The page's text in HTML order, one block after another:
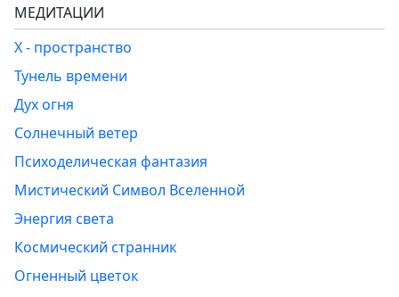
МЕДИТАЦИИ
Х - пространство
Тунель времени
Дух огня
Солнечный ветер
Психоделическая фантазия
Мистический Символ Вселенной
Энергия света
Космический странник
Огненный цветок